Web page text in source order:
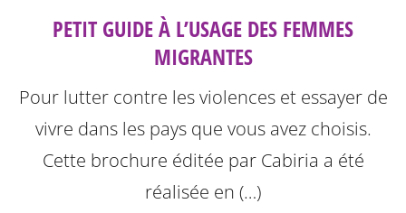
PETIT GUIDE À L’USAGE DES FEMMES
MIGRANTES
Pour lutter contre les violences et essayer de
vivre dans les pays que vous avez choisis.
Cette brochure éditée par Cabiria a été
réalisée en (…)